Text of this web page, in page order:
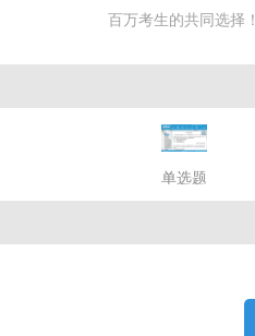
百万考生的共同选择！
单选题